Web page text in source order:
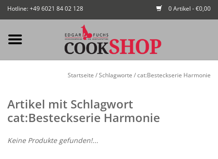
Hotline: +49 6021 84 02 128 0 Artikel - €0,00
Startseite
Startseite /Schlagworte /cat:Besteckserie Harmonie
Artikel mit Schlagwort
cat:Besteckserie Harmonie
Keine Produkte gefunden!...